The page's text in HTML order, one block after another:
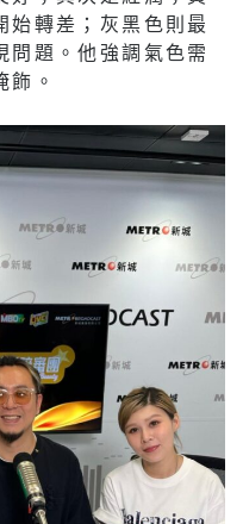
始轉差；灰黑色則最
問題。他強調氣色需
飾。